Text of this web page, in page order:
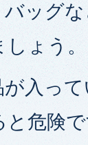
バッグ
ょう。
が入っ
と危険